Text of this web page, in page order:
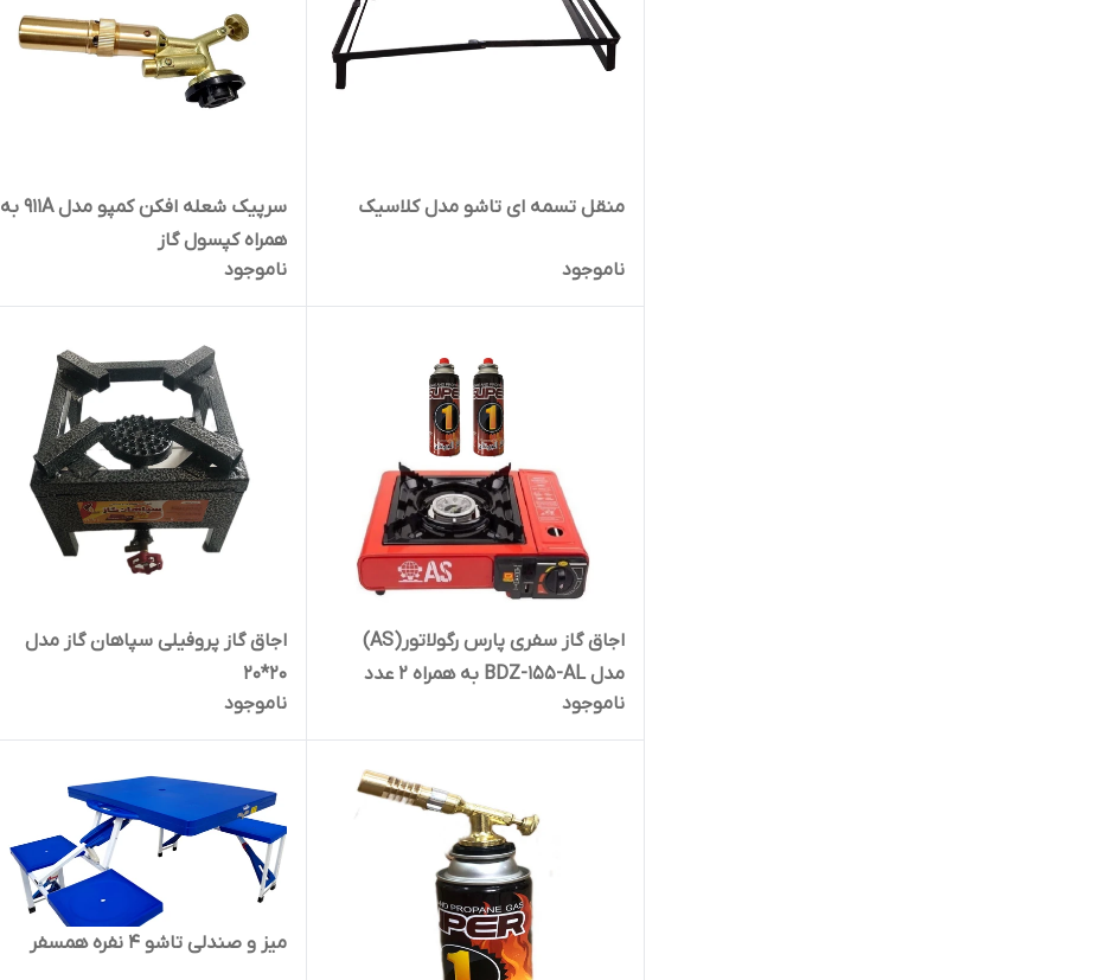
منقل تسمه ای تاشو مدل کلاسیک
ناموجود
سرپیک شعله افکن کمپو مدل 911A به
همراه کپسول گاز
ناموجود
اجاق گاز سفری پارس رگولاتور(AS)
مدل BDZ-155-AL به همراه 2 عدد
کپسول گاز استوانه ای
ناموجود
اجاق گاز پروفیلی سپاهان گاز مدل
20*20
ناموجود
میز و صندلی تاشو 4 نفره همسفر